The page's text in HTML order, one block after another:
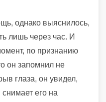
однако выяснилось,
лишь через час. И
по признанию
он запомнил не
глаза, он увидел,
его на